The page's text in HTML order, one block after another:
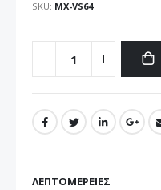
SKU MX-VS64
ΛΕΠΤΟΜΈΡΕΙΕΣ